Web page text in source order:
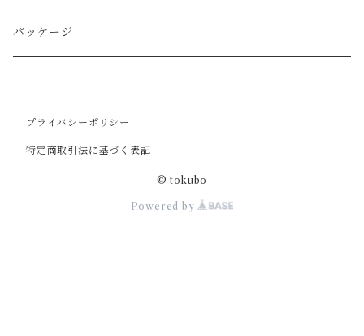
パッケージ
プライバシーポリシー
特定商取引法に基づく表記
© tokubo
Powered by